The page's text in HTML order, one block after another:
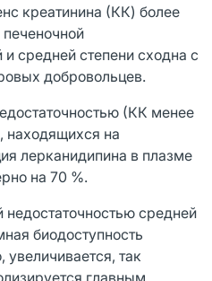
креатинина (КК) более
и средней степени сходна с
добровольцев.
(КК менее
находящихся на
лерканидипина в плазме
на 70 %.
недостаточностью средней
биодоступность
увеличивается, так
главным